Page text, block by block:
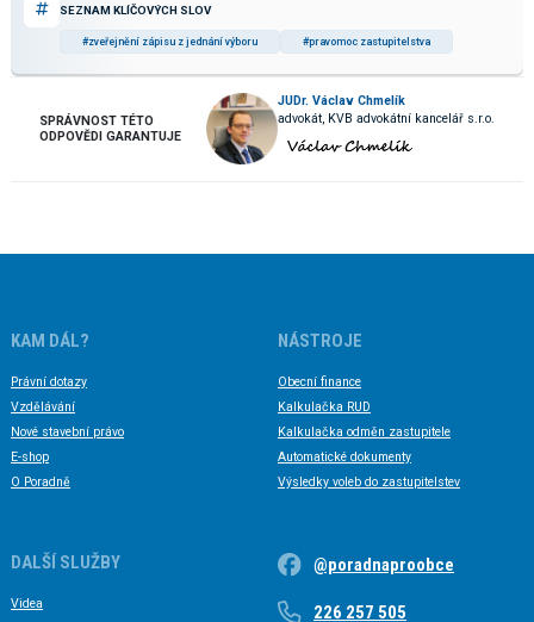
SEZNAM KLÍČOVÝCH SLOV
#zveřejnění zápisu z jednání výboru #pravomoc zastupitelstva
SPRÁVNOST TÉTO
ODPOVĚDI GARANTUJE
JUDr. Václav Chmelík
advokát, KVB advokátní kancelář s.r.o.
KAM DÁL?
Právní dotazy
Vzdělávání
Nové stavební právo
E-shop
O Poradně
NÁSTROJE
Obecní finance
Kalkulačka RUD
Kalkulačka odměn zastupitele
Automatické dokumenty
Výsledky voleb do zastupitelstev
DALŠÍ SLUŽBY
Videa
@poradnaproobce
226 257 505